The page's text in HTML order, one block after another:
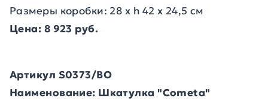
Размеры коробки: 28 х h 42 x 24,5 см
Цена: 8 923 руб.
Артикул S0373/BO
Наименование: Шкатулка "Cometa"